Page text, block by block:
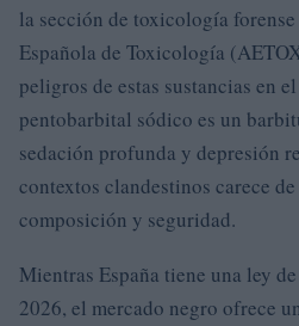
la sección de toxicología
Española de Toxicología
peligros de estas sustancias en
pentobarbital sódico es un
sedación profunda y depresión
contextos clandestinos carece
composición y seguridad.
Mientras España tiene una ley
2026, el mercado negro ofrece